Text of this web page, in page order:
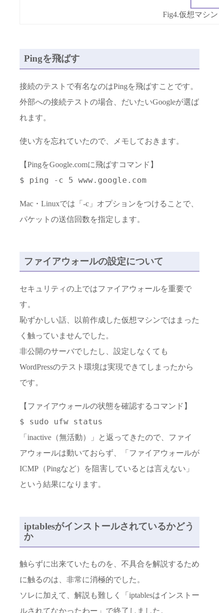
Fig4.仮想マシ
Pingを飛ばす
接続のテストで有名なのはPingを飛ばすことです。
外部への接続テストの場合、だいたいGoogleが選ば
れます。
使い方を忘れていたので、メモしておきます。
【PingをGoogle.comに飛ばすコマンド】
$ ping -c 5 www.google.com
Mac・Linuxでは「-c」オプションをつけることで、
パケットの送信回数を指定します。
ファイアウォールの設定について
セキュリティの上ではファイアウォールを重要で
す。
恥ずかしい話、以前作成した仮想マシンではまった
く触っていませんでした。
非公開のサーバでしたし、設定しなくても
WordPressのテスト環境は実現できてしまったから
です。
【ファイアウォールの状態を確認するコマンド】
$ sudo ufw status
「inactive（無活動）」と返ってきたので、ファイ
アウォールは動いておらず、「ファイアウォールが
ICMP（Pingなど）を阻害しているとは言えない」
という結果になります。
iptablesがインストールされているかどう
か
触らずに出来ていたものを、不具合を解説するため
に触るのは、非常に消極的でした。
ソレに加えて、解説も難しく「iptablesはインストー
ルされてなかったわー」で終了しました。